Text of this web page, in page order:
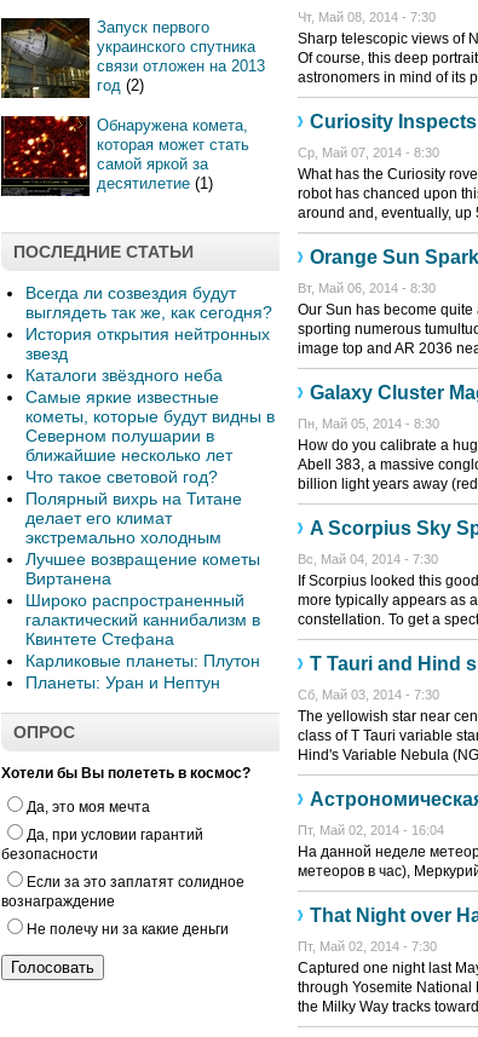
Запуск первого
украинского спутника
связи отложен на 2013
год (2)
Обнаружена комета,
которая может стать
самой яркой за
десятилетие (1)
ПОСЛЕДНИЕ СТАТЬИ
Всегда ли созвездия будут
выглядеть так же, как сегодня?
История открытия нейтронных
звезд
Каталоги звёздного неба
Самые яркие известные
кометы, которые будут видны в
Северном полушарии в
ближайшие несколько лет
Что такое световой год?
Полярный вихрь на Титане
делает его климат
экстремально холодным
Лучшее возвращение кометы
Виртанена
Широко распространенный
галактический каннибализм в
Квинтете Стефана
Карликовые планеты: Плутон
Планеты: Уран и Нептун
ОПРОС
Хотели бы Вы полететь в космос?
Да, это моя мечта
Да, при условии гарантий
безопасности
Если за это заплатят солидное
вознаграждение
Не полечу ни за какие деньги
Чт, Май 08, 2014 - 7:30
Sharp telescopic views of
Of course, this deep
astronomers in mind of its
Curiosity
Ср, Май 07, 2014 - 8:30
What has the Curiosity
robot has chanced upon
around and, eventually, up
Orange Sun
Вт, Май 06, 2014 - 8:30
Our Sun has become
sporting numerous
image top and AR 2036
Galaxy Cluster
Пн, Май 05, 2014 - 8:30
How do you calibrate a
Abell 383, a massive
billion light years away
A Scorpius Sky
Вс, Май 04, 2014 - 7:30
If Scorpius looked this
more typically appears as
constellation. To get a
T Tauri and Hind
Сб, Май 03, 2014 - 7:30
The yellowish star near
class of T Tauri variable
Hind's Variable Nebula
Пт, Май 02, 2014 - 16:04
На данной неделе
метеоров в час),
That Night over
Пт, Май 02, 2014 - 7:30
Captured one night last
through Yosemite National
the Milky Way tracks